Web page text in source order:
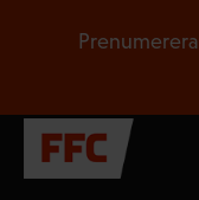
Prenumerera